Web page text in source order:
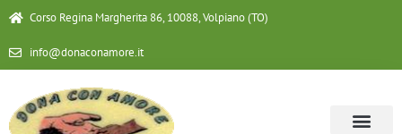
Corso Regina Margherita 86, 10088, Volpiano (TO)
info@donaconamore.it